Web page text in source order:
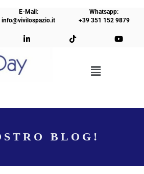
E-Mail:
info@vivilospazio.it
Whatsapp:
+39 351 152 9879
BLOG!